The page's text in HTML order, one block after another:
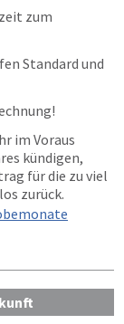
zum
Standard und
im Voraus
kündigen,
für die zu viel
zurück.